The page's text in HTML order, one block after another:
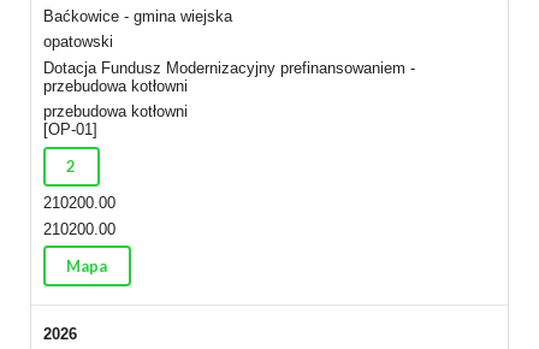
Baćkowice - gmina wiejska
opatowski
Dotacja Fundusz Modernizacyjny prefinansowaniem -
przebudowa kotłowni
przebudowa kotłowni
[OP-01]
2
210200.00
210200.00
Mapa
2026